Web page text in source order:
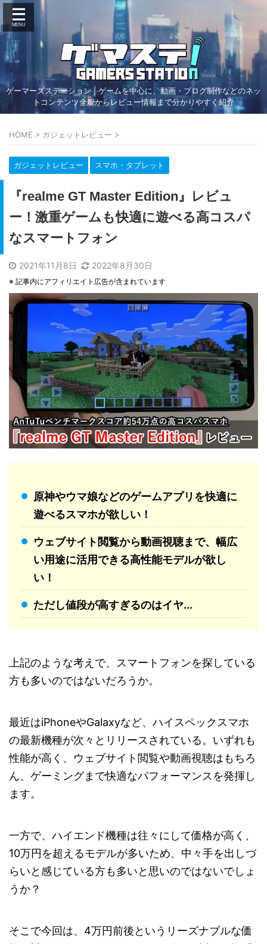
ゲーマーズステーション | ゲームを中心に、動画・ブログ制作などのネッ
トコンテンツ全般からレビュー情報まで分かりやすく紹介
HOME > ガジェットレビュー >
ガジェットレビュー スマホ・タブレット
『realme GT Master Edition』レビュ
ー！激重ゲームも快適に遊べる高コスパ
なスマートフォン
2021年11月8日 2022年8月30日
※ 記事内にアフィリエイト広告が含まれています
原神やウマ娘などのゲームアプリを快適に
遊べるスマホが欲しい！
ウェブサイト閲覧から動画視聴まで、幅広
い用途に活用できる高性能モデルが欲し
い！
ただし値段が高すぎるのはイヤ...
上記のような考えで、スマートフォンを探している
方も多いのではないだろうか。
最近はiPhoneやGalaxyなど、ハイスペックスマホ
の最新機種が次々とリリースされている。いずれも
性能が高く、ウェブサイト閲覧や動画視聴はもちろ
ん、ゲーミングまで快適なパフォーマンスを発揮し
ます。
一方で、ハイエンド機種は往々にして価格が高く、
10万円を超えるモデルが多いため、中々手を出しづ
らいと感じている方も多いと思いのではないでしょ
うか？
そこで今回は、4万円前後というリーズナブルな価